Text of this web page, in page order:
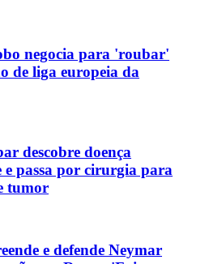
negocia para 'roubar'
de liga europeia da
descobre doença
e passa por cirurgia para
tumor
e defende Neymar